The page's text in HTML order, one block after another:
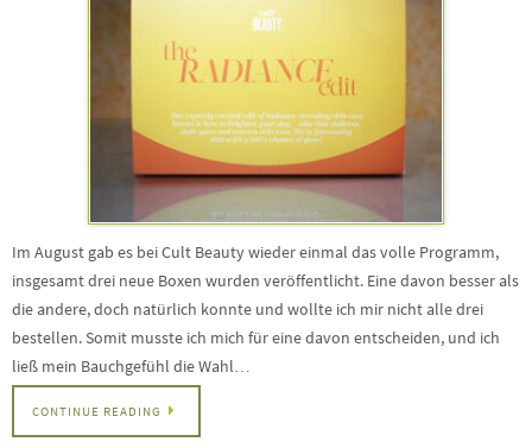
Im August gab es bei Cult Beauty wieder einmal das volle Programm,
insgesamt drei neue Boxen wurden veröffentlicht. Eine davon besser als
die andere, doch natürlich konnte und wollte ich mir nicht alle drei
bestellen. Somit musste ich mich für eine davon entscheiden, und ich
ließ mein Bauchgefühl die Wahl…
CONTINUE READING